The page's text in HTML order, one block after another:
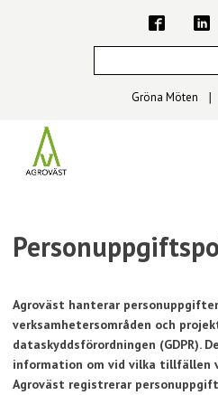
Gröna Möten ∣
Agroväst hanterar
verksamhetersområden och
dataskyddsförordningen (GDPR).
information om vid vilka tillfällen
Agroväst registrerar